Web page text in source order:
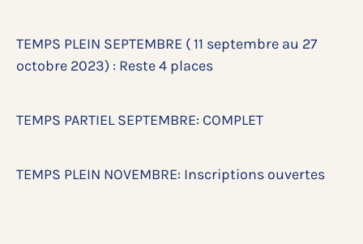
TEMPS PLEIN SEPTEMBRE ( 11 septembre au 27
octobre 2023) : Reste 4 places
TEMPS PARTIEL SEPTEMBRE: COMPLET
TEMPS PLEIN NOVEMBRE: Inscriptions ouvertes